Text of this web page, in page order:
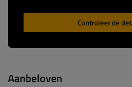
Controleer de
Aanbeloven